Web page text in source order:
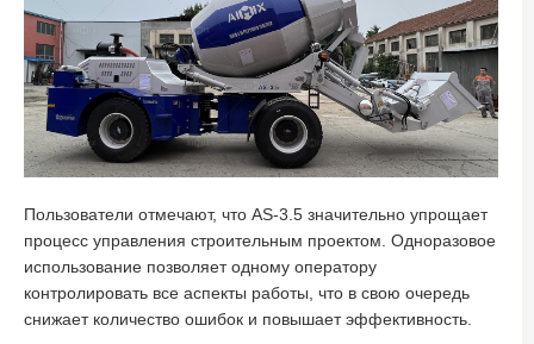
Пользователи отмечают, что AS-3.5 значительно упрощает
процесс управления строительным проектом. Одноразовое
использование позволяет одному оператору
контролировать все аспекты работы, что в свою очередь
снижает количество ошибок и повышает эффективность.